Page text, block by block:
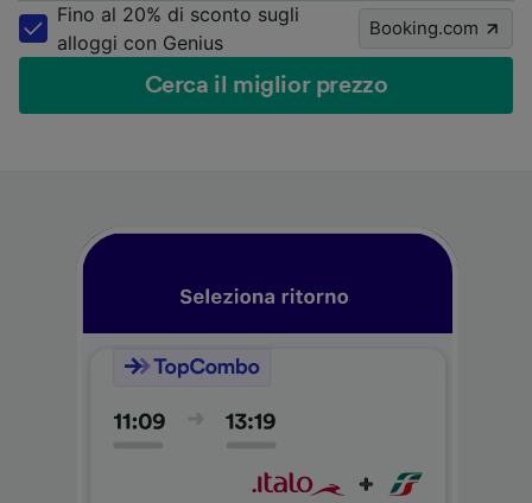
Fino al 20% di sconto sugli
alloggi con Genius
Booking.com
Cerca il miglior prezzo